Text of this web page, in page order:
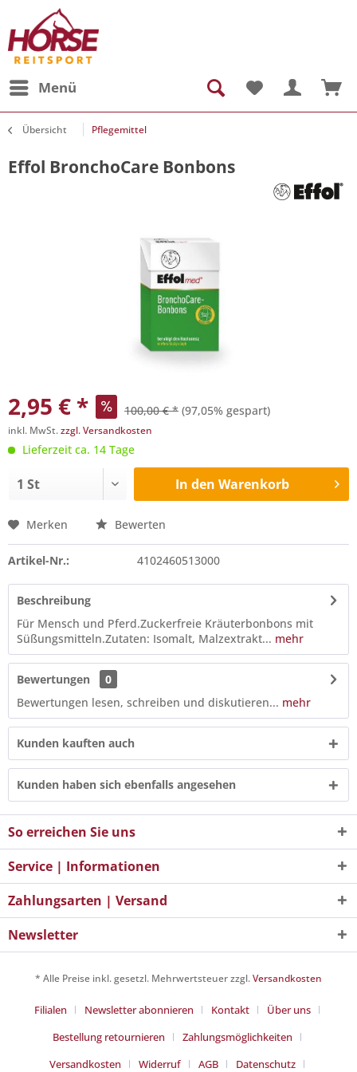
Menü
Übersicht Pflegemittel
Effol BronchoCare Bonbons
2,95 € * 100,00 € * (97,05% gespart)
inkl. MwSt.zzgl. Versandkosten
Lieferzeit ca. 14 Tage
In den Warenkorb
Merken Bewerten
Artikel-Nr.: 4102460513000
Beschreibung
Für Mensch und Pferd.Zuckerfreie Kräuterbonbons mit
Süßungsmitteln.Zutaten: Isomalt, Malzextrakt... mehr
Bewertungen
0
Bewertungen lesen, schreiben und diskutieren... mehr
Kunden kauften auch
Kunden haben sich ebenfalls angesehen
So erreichen Sie uns
Service | Informationen
Zahlungsarten | Versand
Newsletter
* Alle Preise inkl. gesetzl. Mehrwertsteuer zzgl.Versandkosten
Filialen Newsletter abonnieren Kontakt
Über uns
Bestellung retournieren
Zahlungsmöglichkeiten
Versandkosten
Widerruf AGB Datenschutz